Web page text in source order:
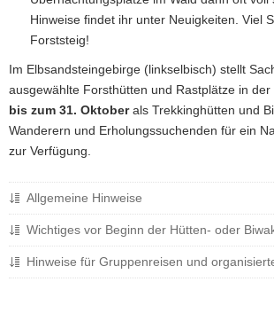
n
Hinweise findet ihr unter Neuigkeiten. Viel
Forststeig!
Im Elbsandsteingebirge (linkselbisch) stellt
ausgewählte Forsthütten und Rastplätze in der
bis zum 31. Oktoberals Trekkinghütten und
Wanderern und Erholungssuchenden für ein
zur Verfügung.
Allgemeine Hinweise
Wichtiges vor Beginn der Hütten- oder
Hinweise für Gruppenreisen und